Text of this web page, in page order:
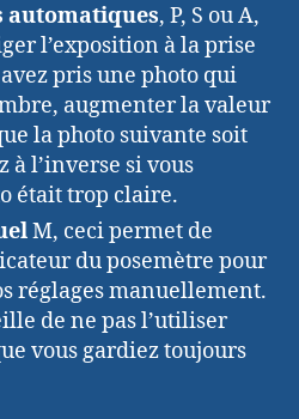
automatiques, P, S ou A,
l’exposition à la prise
pris une photo qui
augmenter la valeur
la photo suivante soit
à l’inverse si vous
était trop claire.
M, ceci permet de
du posemètre pour
réglages manuellement.
de ne pas l’utiliser
vous gardiez toujours